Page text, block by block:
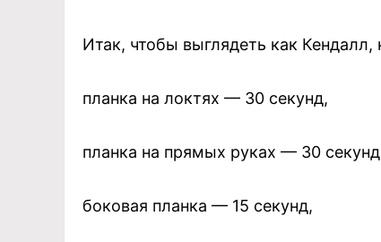
Итак, чтобы выглядеть как
планка на локтях — 30 секунд,
планка на прямых руках — 30
боковая планка — 15 секунд,